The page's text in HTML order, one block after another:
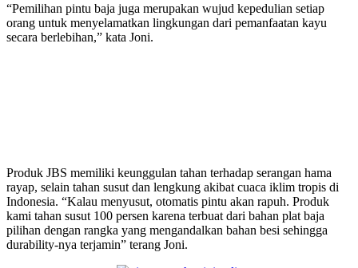
“Pemilihan pintu baja juga merupakan wujud kepedulian setiap
orang untuk menyelamatkan lingkungan dari pemanfaatan kayu
secara berlebihan,” kata Joni.
Produk JBS memiliki keunggulan tahan terhadap serangan hama
rayap, selain tahan susut dan lengkung akibat cuaca iklim tropis di
Indonesia. “Kalau menyusut, otomatis pintu akan rapuh. Produk
kami tahan susut 100 persen karena terbuat dari bahan plat baja
pilihan dengan rangka yang mengandalkan bahan besi sehingga
durability-nya terjamin” terang Joni.